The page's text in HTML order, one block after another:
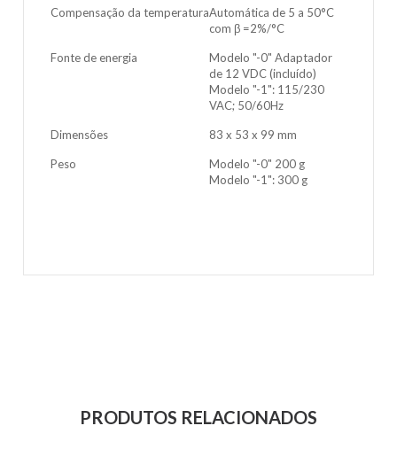
Compensação da temperaturaAutomática de 5 a 50°C
com β =2%/°C
Fonte de energia
Modelo "-0" Adaptador
de 12 VDC (incluído)
Modelo "-1": 115/230
VAC; 50/60Hz
Dimensões 83 x 53 x 99 mm
Peso
Modelo "-0" 200 g
Modelo "-1": 300 g
PRODUTOS RELACIONADOS